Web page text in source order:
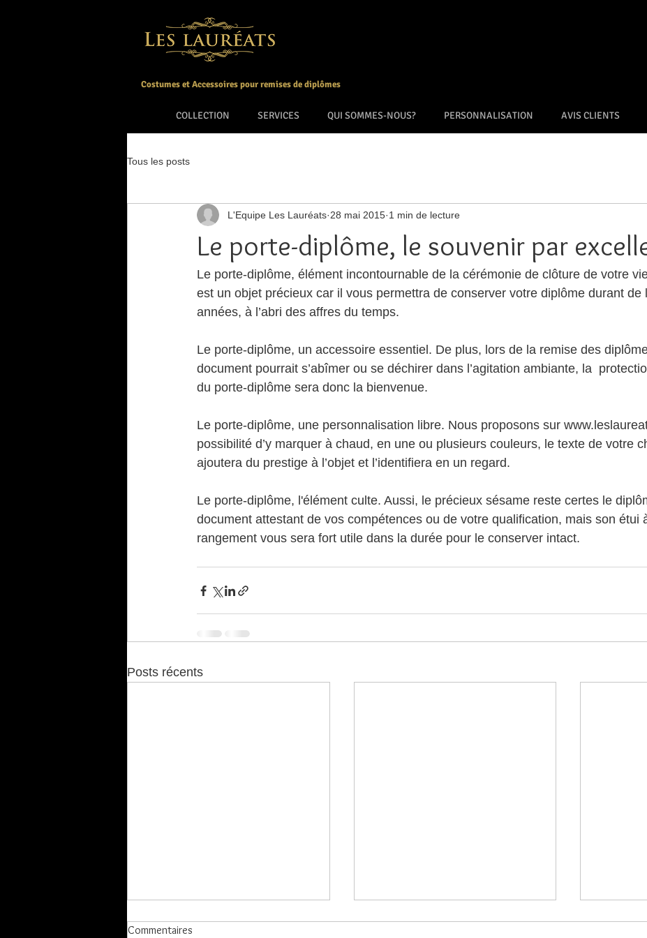
Costumes et Accessoires pour remises de diplômes
COLLECTION SERVICES QUI SOMMES-NOUS? PERSONNALISATION AVIS CLIENTS
Tous les posts
Le porte-diplôme, le souvenir par
L'Equipe Les Lauréats 28 mai 2015 1 min de lecture
Le porte-diplôme, élément incontournable de la cérémonie de clôture de votre
est un objet précieux car il vous permettra de conserver votre diplôme durant de
années, à l’abri des affres du temps.
Le porte-diplôme, un accessoire essentiel. De plus, lors de la remise des
document pourrait s’abîmer ou se déchirer dans l’agitation ambiante, la
du porte-diplôme sera donc la bienvenue.
Le porte-diplôme, une personnalisation libre. Nous proposons sur
possibilité d’y marquer à chaud, en une ou plusieurs couleurs, le texte de votre
ajoutera du prestige à l’objet et l’identifiera en un regard.
Le porte-diplôme, l'élément culte. Aussi, le précieux sésame reste certes le
document attestant de vos compétences ou de votre qualification, mais son étui
rangement vous sera fort utile dans la durée pour le conserver intact.
Posts récents
Commentaires